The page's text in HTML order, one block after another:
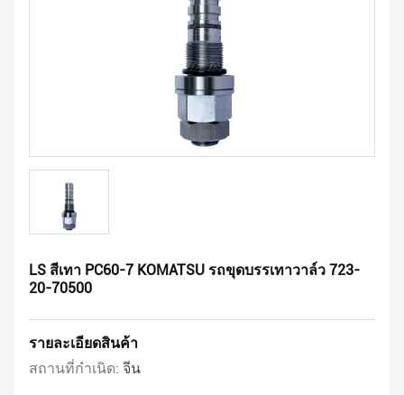
LS สีเทา PC60-7 KOMATSU รถขุดบรรเทาวาล์ว 723-
20-70500
รายละเอียดสินค้า
สถานที่กำเนิด: จีน